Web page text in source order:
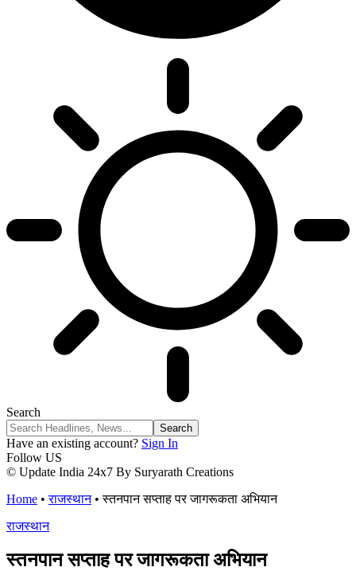
Search
Have an existing account? Sign In
Follow US
© Update India 24x7 By Suryarath Creations
Home •राजस्थान•स्तनपान सप्ताह पर जागरूकता अभियान
राजस्थान
स्तनपान सप्ताह पर जागरूकता अभियान